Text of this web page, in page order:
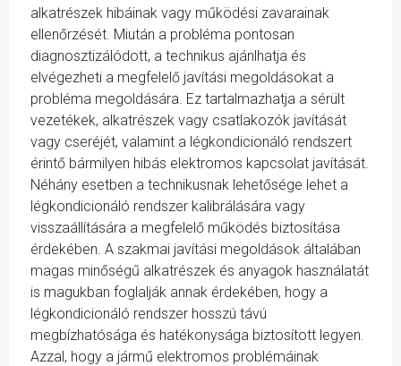
alkatrészek hibáinak vagy működési zavarainak
ellenőrzését. Miután a probléma pontosan
diagnosztizálódott, a technikus ajánlhatja és
elvégezheti a megfelelő javítási megoldásokat a
probléma megoldására. Ez tartalmazhatja a sérült
vezetékek, alkatrészek vagy csatlakozók javítását
vagy cseréjét, valamint a légkondicionáló rendszert
érintő bármilyen hibás elektromos kapcsolat javítását.
Néhány esetben a technikusnak lehetősége lehet a
légkondicionáló rendszer kalibrálására vagy
visszaállítására a megfelelő működés biztosítása
érdekében. A szakmai javítási megoldások általában
magas minőségű alkatrészek és anyagok használatát
is magukban foglalják annak érdekében, hogy a
légkondicionáló rendszer hosszú távú
megbízhatósága és hatékonysága biztosított legyen.
Azzal, hogy a jármű elektromos problémáinak